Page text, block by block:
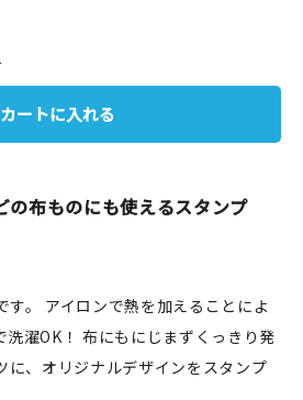
カートに入れる
の布ものにも使えるスタンプ
す。 アイロンで熱を加えることによ
洗濯OK！ 布にもにじまずくっきり発
に、オリジナルデザインをスタンプ